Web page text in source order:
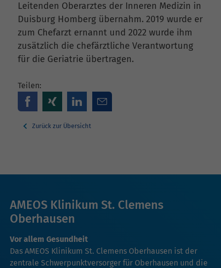
Leitenden Oberarztes der Inneren Medizin in
Duisburg Homberg übernahm. 2019 wurde er
zum Chefarzt ernannt und 2022 wurde ihm
zusätzlich die chefärztliche Verantwortung
für die Geriatrie übertragen.
Teilen:
Zurück zur Übersicht
AMEOS Klinikum St. Clemens
Oberhausen
Vor allem Gesundheit
Das AMEOS Klinikum St. Clemens Oberhausen ist der
zentrale Schwerpunktversorger für Oberhausen und die